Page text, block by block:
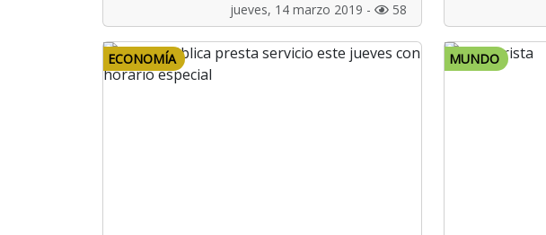
jueves, 14 marzo 2019 - 58
ECONOMÍA MUNDO